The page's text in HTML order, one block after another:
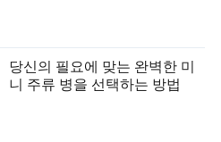
당신의 필요에 맞는 완벽한 미
니 주류 병을 선택하는 방법